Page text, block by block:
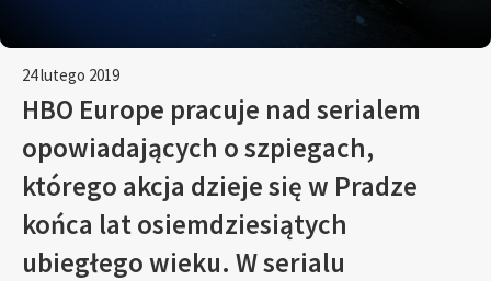
24 lutego 2019
HBO Europe pracuje nad serialem
opowiadających o szpiegach,
którego akcja dzieje się w Pradze
końca lat osiemdziesiątych
ubiegłego wieku. W serialu